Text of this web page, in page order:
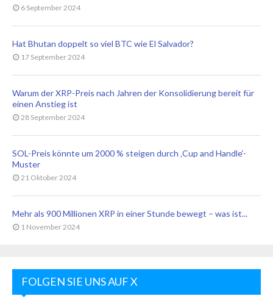
6 September 2024
Hat Bhutan doppelt so viel BTC wie El Salvador?
17 September 2024
Warum der XRP-Preis nach Jahren der Konsolidierung bereit für
einen Anstieg ist
28 September 2024
SOL-Preis könnte um 2000 % steigen durch ‚Cup and Handle‘-
Muster
21 Oktober 2024
Mehr als 900 Millionen XRP in einer Stunde bewegt – was ist...
1 November 2024
FOLGEN SIE UNS AUF X